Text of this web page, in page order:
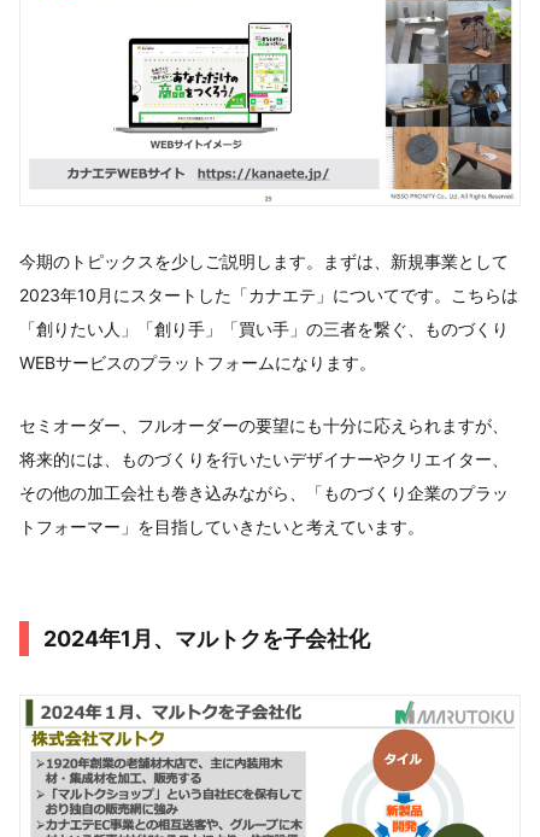
今期のトピックスを少しご説明します。まずは、新規事業として
2023年10月にスタートした「カナエテ」についてです。こちらは
「創りたい人」「創り手」「買い手」の三者を繋ぐ、ものづくり
WEBサービスのプラットフォームになります。
セミオーダー、フルオーダーの要望にも十分に応えられますが、
将来的には、ものづくりを行いたいデザイナーやクリエイター、
その他の加工会社も巻き込みながら、「ものづくり企業のプラッ
トフォーマー」を目指していきたいと考えています。
2024年1月、マルトクを子会社化